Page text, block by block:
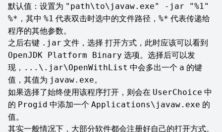
默认值：设置为 "path\to\javaw.exe" -jar "%1"
%* ，其中 %1 代表双击时选中的文件路径， %* 代表传递给
程序的其他参数。
之后右键 .jar 文件，选择 打开方式 ，此时应该可以看到
OpenJDK Platform Binary 选项。选择后可以发
现， ...\.jar\OpenWithList 中会多出一个 a 的键
值，其值为 javaw.exe。
如果选择了始终使用该程序打开，则会在 UserChoice 中
的 Progid 中添加一个 Applications\javaw.exe 的
值。
其实一般情况下，大部分软件都会注册好自己的打开方式。